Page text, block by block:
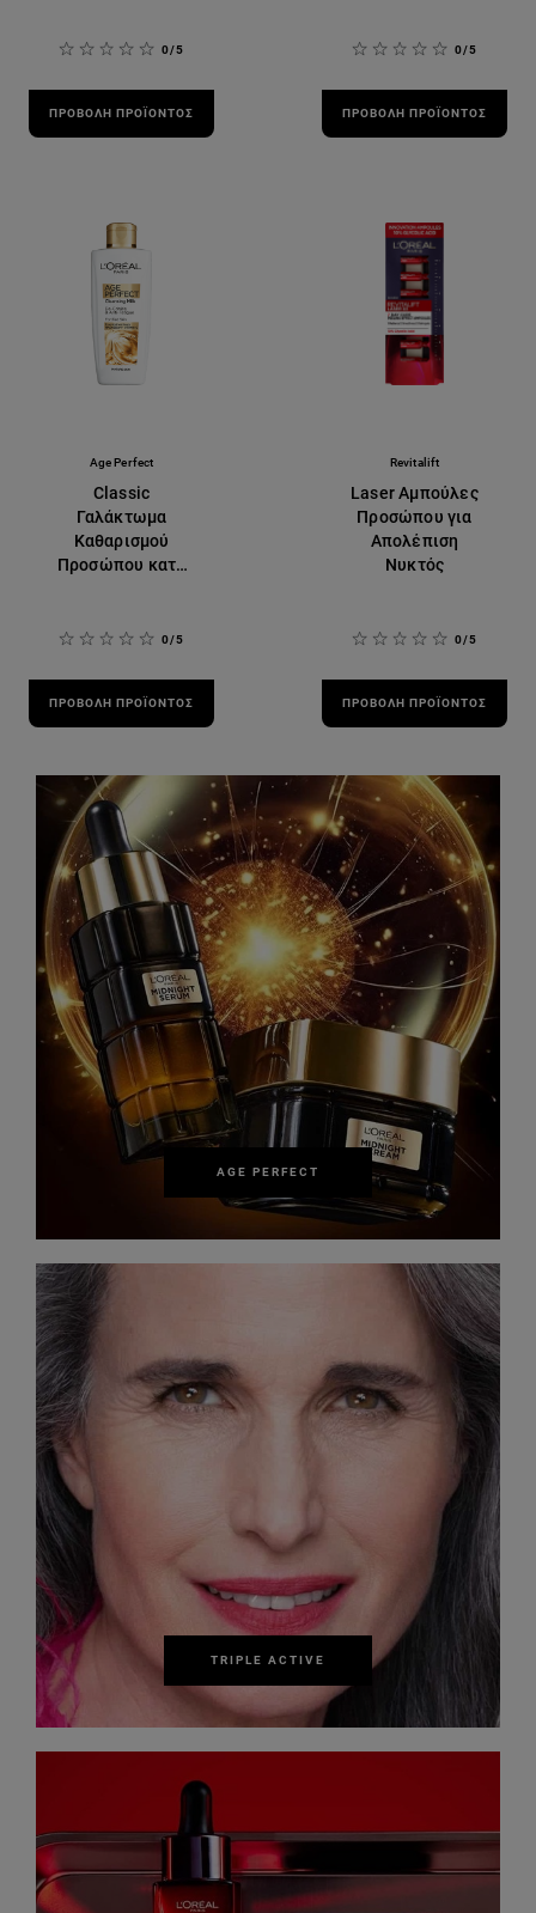
0/5
ΠΡΟΒΟΛΉ ΠΡΟΪΌΝΤΟΣ
0/5
ΠΡΟΒΟΛΉ ΠΡΟΪΌΝΤΟΣ
Age Perfect
Classic
Γαλάκτωμα
Καθαρισμού
Προσώπου κατά
0/5
ΠΡΟΒΟΛΉ ΠΡΟΪΌΝΤΟΣ
Revitalift
Laser Αμπούλες
Προσώπου για
Απολέπιση
Νυκτός
0/5
ΠΡΟΒΟΛΉ ΠΡΟΪΌΝΤΟΣ
AGE PERFECT
TRIPLE ACTIVE